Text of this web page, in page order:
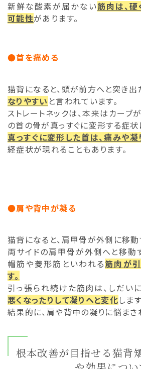
新鮮な酸素が届かない筋肉は、硬
可能性があります。
●首を痛める
猫背になると、頭が前方へと突き出
なりやすい と言われています。
ストレートネックは、本来はカーブ
の首の骨が真っすぐに変形する症状
真っすぐに変形した首は、痛みや
経症状が現れることもあります。
●肩や背中が凝る
猫背になると、肩甲骨が外側に移動
両サイドの肩甲骨が外側へと移動
帽筋や菱形筋といわれる筋肉が
す。
引っ張られ続けた筋肉は、しだい
悪くなったりして凝りへと変化します
結果的に、肩や背中の凝りに悩まさ
根本改善が目指せる猫背